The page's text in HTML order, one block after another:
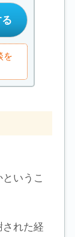
を
いうこ
れた経